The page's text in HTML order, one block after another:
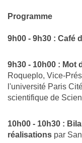
Programme
9h00 - 9h30 : Café
9h30 - 10h00 : Mot
Roqueplo, Vice-
l'université Paris
scientifique de
10h00 - 10h30 :
réalisations par